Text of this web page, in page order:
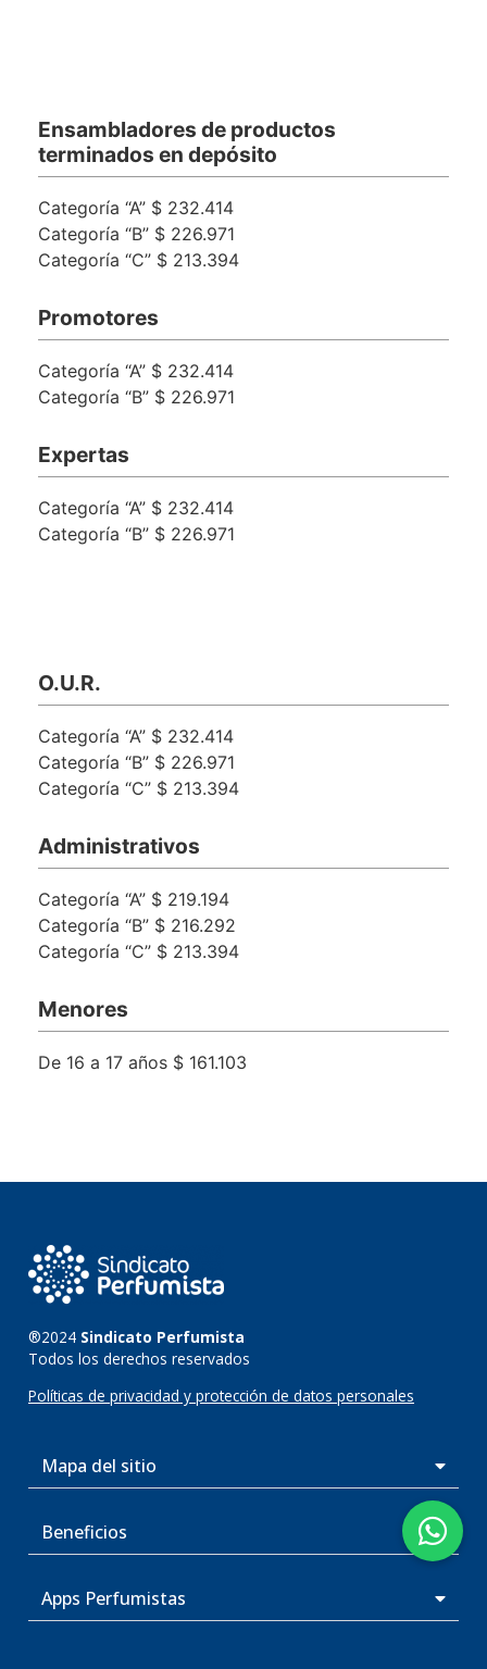
Ensambladores de productos
terminados en depósito
Categoría “A” $ 232.414
Categoría “B” $ 226.971
Categoría “C” $ 213.394
Promotores
Categoría “A” $ 232.414
Categoría “B” $ 226.971
Expertas
Categoría “A” $ 232.414
Categoría “B” $ 226.971
O.U.R.
Categoría “A” $ 232.414
Categoría “B” $ 226.971
Categoría “C” $ 213.394
Administrativos
Categoría “A” $ 219.194
Categoría “B” $ 216.292
Categoría “C” $ 213.394
Menores
De 16 a 17 años $ 161.103
®2024 Sindicato Perfumista
Todos los derechos reservados
Políticas de privacidad y protección de datos personales
Mapa del sitio
Beneficios
Apps Perfumistas